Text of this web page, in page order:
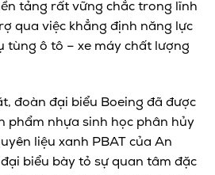
tảng rất vững chắc trong lĩnh
qua việc khẳng định năng lực
tùng ô tô – xe máy chất lượng
đoàn đại biểu Boeing đã được
phẩm nhựa sinh học phân hủy
liệu xanh PBAT của An
biểu bày tỏ sự quan tâm đặc